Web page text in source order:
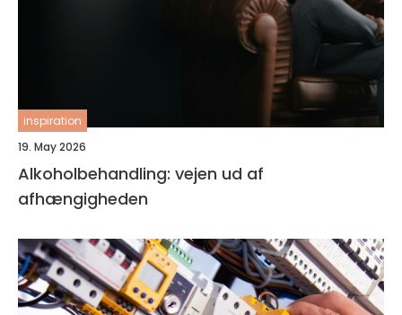
inspiration
19. May 2026
Alkoholbehandling: vejen ud af
afhængigheden